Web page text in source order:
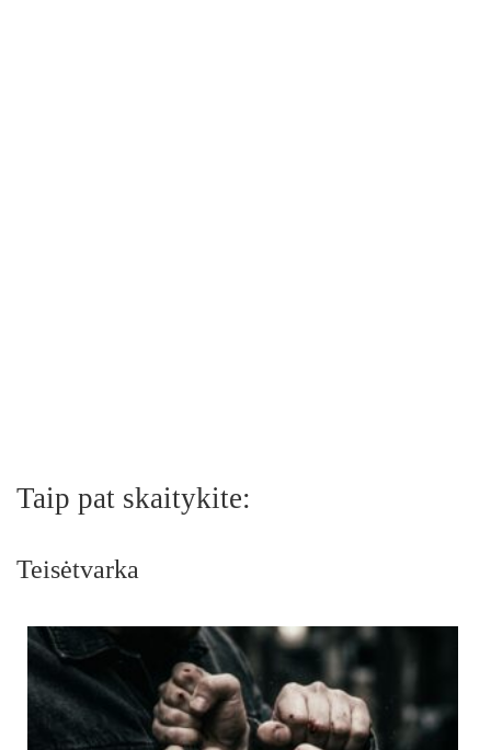
Taip pat skaitykite:
Teisėtvarka